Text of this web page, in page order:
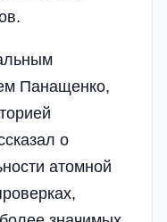
Панащенко,
о
атомной